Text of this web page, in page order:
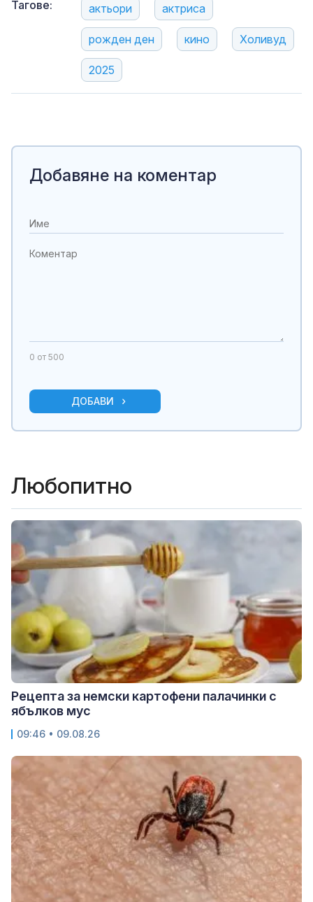
Тагове: актьори актриса
рожден ден кино Холивуд
2025
Добавяне на коментар
0 от 500
ДОБАВИ
Любопитно
Рецепта за немски картофени палачинки с
ябълков мус
09:46 • 09.08.26